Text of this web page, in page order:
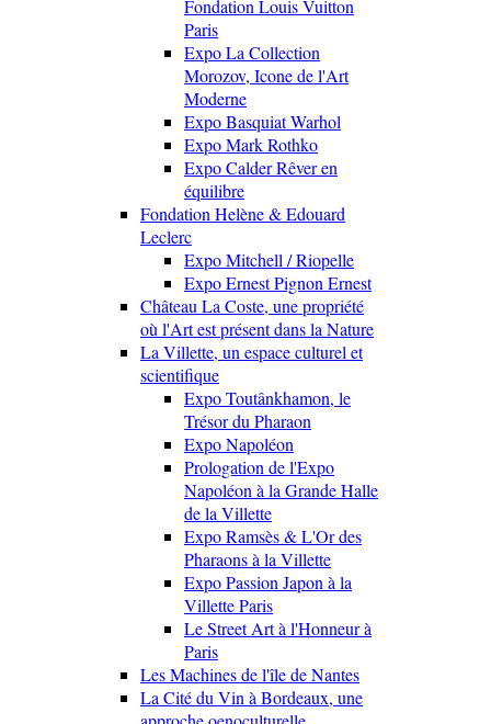
Fondation Louis Vuitton
Paris
Expo La Collection
Morozov, Icone de l'Art
Moderne
Expo Basquiat Warhol
Expo Mark Rothko
Expo Calder Rêver en
équilibre
Fondation Helène & Edouard
Leclerc
Expo Mitchell / Riopelle
Expo Ernest Pignon Ernest
Château La Coste, une propriété
où l'Art est présent dans la Nature
La Villette, un espace culturel et
scientifique
Expo Toutânkhamon, le
Trésor du Pharaon
Expo Napoléon
Prologation de l'Expo
Napoléon à la Grande Halle
de la Villette
Expo Ramsès & L'Or des
Pharaons à la Villette
Expo Passion Japon à la
Villette Paris
Le Street Art à l'Honneur à
Paris
Les Machines de l'île de Nantes
La Cité du Vin à Bordeaux, une